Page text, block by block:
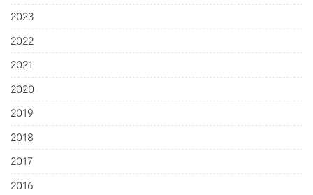
2023
2022
2021
2020
2019
2018
2017
2016